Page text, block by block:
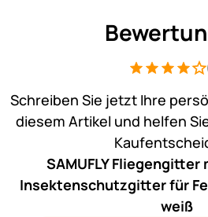
Bewertung:
2
Schreiben Sie jetzt Ihre
diesem Artikel und helfen
SAMUFLY
Insektenschutzgitter für
weiß